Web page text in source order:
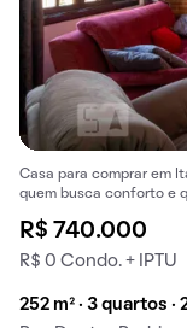
Casa para comprar em
quem busca conforto e
R$ 740.000
R$ 0 Condo. + IPTU
252 m² · 3 quartos ·